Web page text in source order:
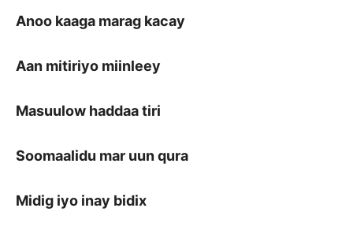
Anoo kaaga marag kacay
Aan mitiriyo miinleey
Masuulow haddaa tiri
Soomaalidu mar uun qura
Midig iyo inay bidix